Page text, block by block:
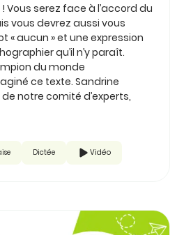
Vous serez face à l’accord du
vous devrez aussi vous
« aucun » et une expression
qu’il n’y paraît.
du monde
ce texte. Sandrine
notre comité d’experts,
Dictée Vidéo